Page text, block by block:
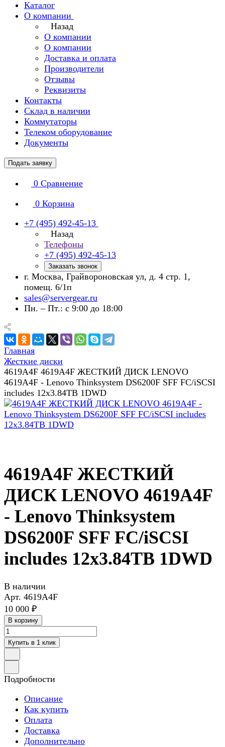
Каталог
О компании
Назад
О компании
О компании
Доставка и оплата
Производители
Отзывы
Реквизиты
Контакты
Склад в наличии
Коммутаторы
Телеком оборудование
Документы
Подать заявку
0 Сравнение
0 Корзина
+7 (495) 492-45-13
Назад
Телефоны
+7 (495) 492-45-13
Заказать звонок
г. Москва, Грайвороновская ул, д. 4 стр. 1,
помещ. 6/1п
sales@servergear.ru
Пн. – Пт.: с 9:00 до 18:00
Главная
Жесткие диски
4619A4F 4619A4F ЖЕСТКИЙ ДИСК LENOVO
4619A4F - Lenovo Thinksystem DS6200F SFF FC/iSCSI
includes 12x3.84TB 1DWD
4619A4F ЖЕСТКИЙ
ДИСК LENOVO 4619A4F
- Lenovo Thinksystem
DS6200F SFF FC/iSCSI
includes 12x3.84TB 1DWD
В наличии
Арт. 4619A4F
10 000 ₽
В корзину
Купить в 1 клик
Подробности
Описание
Как купить
Оплата
Доставка
Дополнительно